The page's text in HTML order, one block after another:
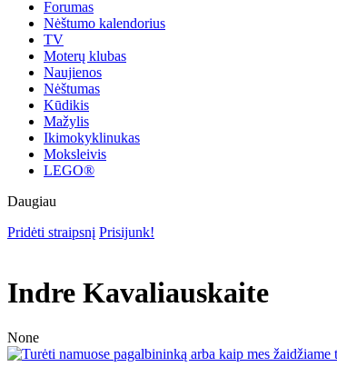
Forumas
Nėštumo kalendorius
TV
Moterų klubas
Naujienos
Nėštumas
Kūdikis
Mažylis
Ikimokyklinukas
Moksleivis
LEGO®
Daugiau
Pridėti straipsnį Prisijunk!
Indre Kavaliauskaite
None